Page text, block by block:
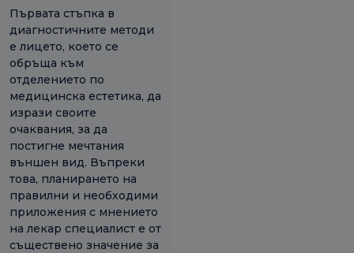
Първата стъпка в
диагностичните методи
е лицето, което се
обръща към
отделението по
медицинска естетика, да
изрази своите
очаквания, за да
постигне мечтания
външен вид. Въпреки
това, планирането на
правилни и необходими
приложения с мнението
на лекар специалист е от
съществено значение за